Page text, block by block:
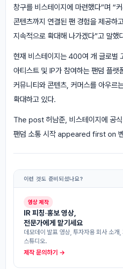
창구를 비스테이지에 마련했다”며 “
콘텐츠까지 연결된 팬 경험을 제공하
지속적으로 확대해 나가겠다”고 말했
현재 비스테이지는 400여 개 글로벌
아티스트 및 IP가 참여하는 팬덤 플랫
커뮤니티와 콘텐츠, 커머스를 아우르
확대하고 있다.
The post 허남준, 비스테이지에 공
팬덤 소통 시작 appeared first on
이런 것도 준비되셨나요?
영상 제작
IR 피칭·홍보 영상,
전문가에게 맡기세요
데모데이 발표 영상, 투자자용 회사 소개
스튜디오.
제작 문의하기 →